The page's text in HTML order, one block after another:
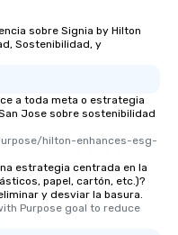
sobre Signia by Hilton
Sostenibilidad, y
a toda meta o estrategia
Jose sobre sostenibilidad
hilton-enhances-esg-
estrategia centrada en la
papel, cartón, etc.)?
y desviar la basura.
Purpose goal to reduce